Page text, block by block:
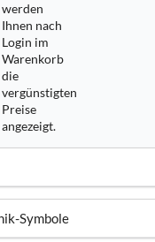
werden
Ihnen nach
Login im
Warenkorb
die
vergünstigten
Preise
angezeigt.
Symbole